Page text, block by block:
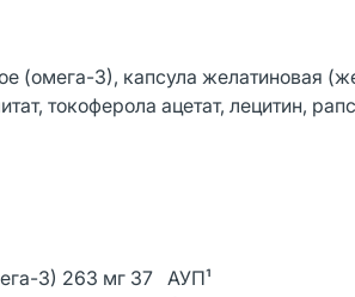
(омега-3), капсула желатиновая
токоферола ацетат, лецитин,
3) 263 мг 37 АУП¹